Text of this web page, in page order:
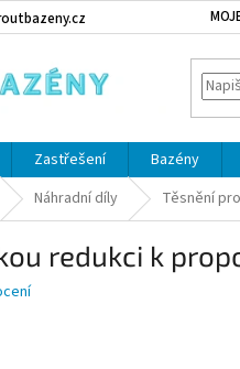
Zastřešení Bazény
Náhradní díly Těsnění
redukci k
5 hvězdiček.